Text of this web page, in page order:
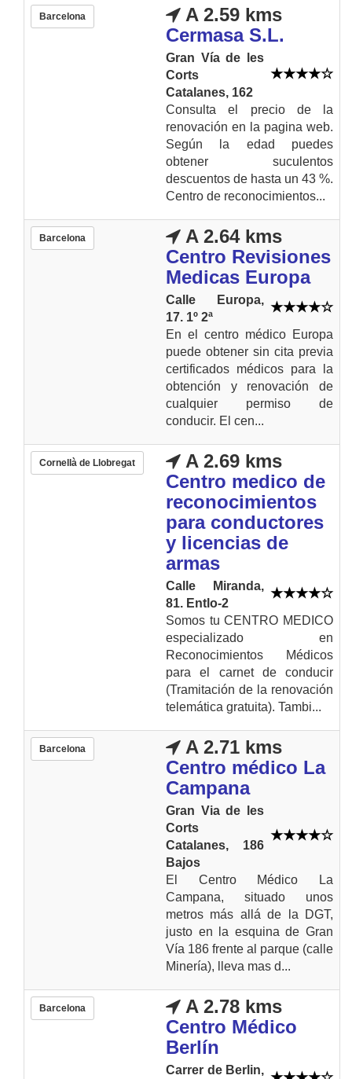
Barcelona
A 2.59 kms
Cermasa S.L.
Gran Vía de les
Corts
Catalanes, 162
Consulta el precio de la
renovación en la pagina web.
Según la edad puedes
obtener suculentos
descuentos de hasta un 43 %.
Centro de reconocimientos...
Barcelona
A 2.64 kms
Centro Revisiones
Medicas Europa
Calle Europa,
17. 1º 2ª
En el centro médico Europa
puede obtener sin cita previa
certificados médicos para la
obtención y renovación de
cualquier permiso de
conducir. El cen...
Cornellà de Llobregat
A 2.69 kms
Centro medico de
reconocimientos
para conductores
y licencias de
armas
Calle Miranda,
81. Entlo-2
Somos tu CENTRO MEDICO
especializado en
Reconocimientos Médicos
para el carnet de conducir
(Tramitación de la renovación
telemática gratuita). Tambi...
Barcelona
A 2.71 kms
Centro médico La
Campana
Gran Via de les
Corts
Catalanes, 186
Bajos
El Centro Médico La
Campana, situado unos
metros más allá de la DGT,
justo en la esquina de Gran
Vía 186 frente al parque (calle
Minería), lleva mas d...
Barcelona
A 2.78 kms
Centro Médico
Berlín
Carrer de Berlin,